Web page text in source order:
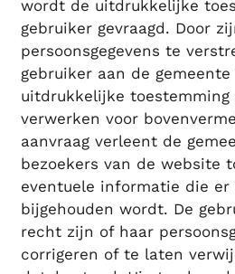
wordt de uitdrukkelijke
gebruiker gevraagd. Door
persoonsgegevens te
gebruiker aan de
uitdrukkelijke toestemming
verwerken voor
aanvraag verleent de
bezoekers van de website
eventuele informatie die er
bijgehouden wordt. De
recht zijn of haar
corrigeren of te laten